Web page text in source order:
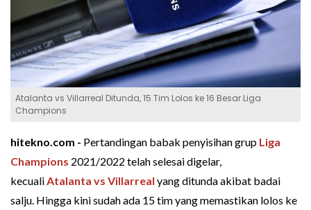
Atalanta vs Villarreal Ditunda, 15 Tim Lolos ke 16 Besar Liga
Champions
hitekno.com - Pertandingan babak penyisihan grup Liga
Champions 2021/2022 telah selesai digelar,
kecualiAtalanta vs Villarreal yang ditunda akibat badai
salju. Hingga kini sudah ada 15 tim yang memastikan lolos ke